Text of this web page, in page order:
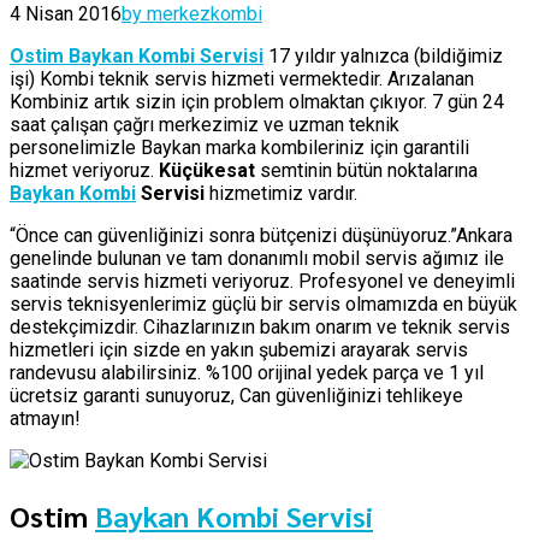
4 Nisan 2016by merkezkombi
Ostim Baykan Kombi Servisi 17 yıldır yalnızca (bildiğimiz
işi) Kombi teknik servis hizmeti vermektedir. Arızalanan
Kombiniz artık sizin için problem olmaktan çıkıyor. 7 gün 24
saat çalışan çağrı merkezimiz ve uzman teknik
personelimizle Baykan marka kombileriniz için garantili
hizmet veriyoruz. Küçükesat semtinin bütün noktalarına
Baykan Kombi Servisi hizmetimiz vardır.
“Önce can güvenliğinizi sonra bütçenizi düşünüyoruz.”Ankara
genelinde bulunan ve tam donanımlı mobil servis ağımız ile
saatinde servis hizmeti veriyoruz. Profesyonel ve deneyimli
servis teknisyenlerimiz güçlü bir servis olmamızda en büyük
destekçimizdir. Cihazlarınızın bakım onarım ve teknik servis
hizmetleri için sizde en yakın şubemizi arayarak servis
randevusu alabilirsiniz. %100 orijinal yedek parça ve 1 yıl
ücretsiz garanti sunuyoruz, Can güvenliğinizi tehlikeye
atmayın!
Ostim Baykan Kombi Servisi